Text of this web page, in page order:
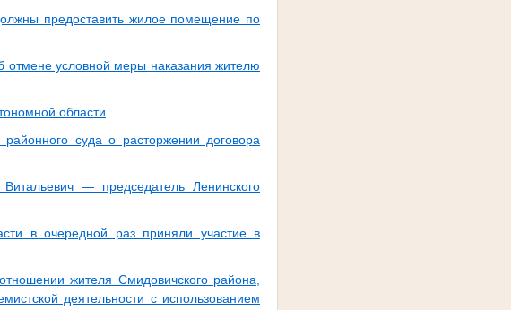
предоставить жилое помещение по
отмене условной меры наказания жителю
области
суда о расторжении договора
— председатель Ленинского
в очередной раз приняли участие в
жителя Смидовичского района,
деятельности с использованием